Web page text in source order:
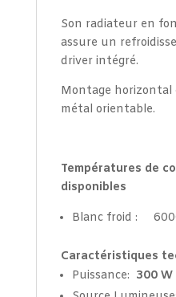
Son radiateur en
assure un
driver intégré.
Montage horizontal
métal orientable.
Températures de
disponibles
Blanc froid :
Caractéristiques
Puissance: 300W